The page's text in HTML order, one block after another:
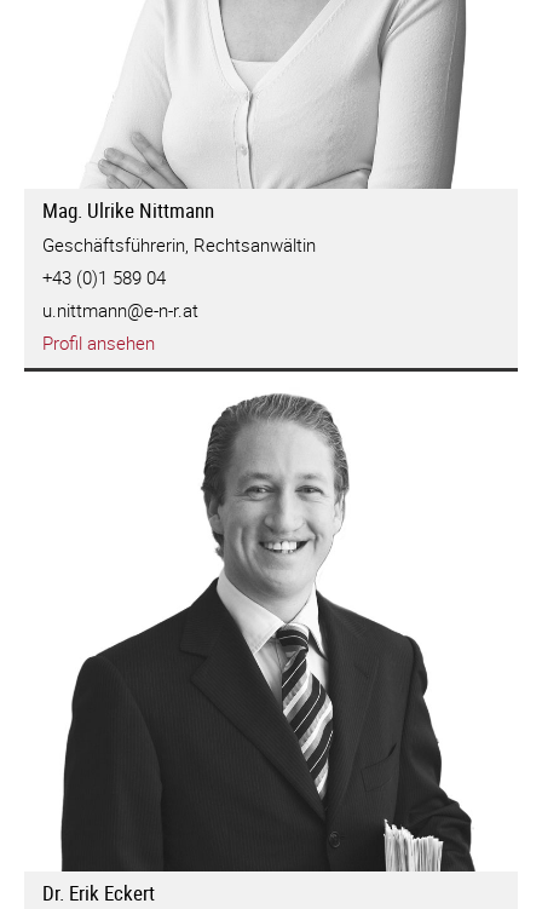
Mag. Ulrike Nittmann
Geschäftsführerin, Rechtsanwältin
+43 (0)1 589 04
u.nittmann@e-n-r.at
Profil ansehen
Dr. Erik Eckert